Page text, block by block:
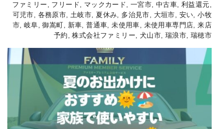
ファミリー
フリード マックカード 一宮市 中古車 利益還元
可児市
各務原市 土岐市 夏休み 多治見市 大垣市 安い ,小牧
市 岐阜 ,御嵩町 新車 ,普通車 ,未使用車 未使用車専門店 ,来店
予約
,株式会社ファミリー 犬山市, 瑞浪市, 瑞穂市